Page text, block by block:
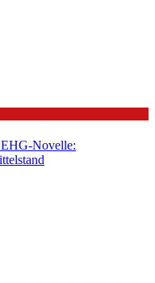
Novelle: